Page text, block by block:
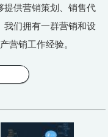
提供营销策划、销售代
我们拥有一群营销和设
营销工作经验。